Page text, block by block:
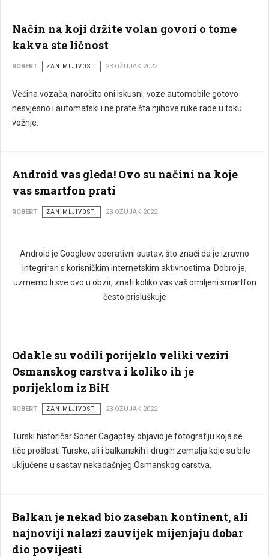
Način na koji držite volan govori o tome
kakva ste ličnost
ROBERT ZANIMLJIVOSTI 23 OŽUJAK 2022
Većina vozača, naročito oni iskusni, voze automobile gotovo
nesvjesno i automatski i ne prate šta njihove ruke rade u toku
vožnje.
Android vas gleda! Ovo su načini na koje
vas smartfon prati
ROBERT ZANIMLJIVOSTI 23 OŽUJAK 2022
Android je Googleov operativni sustav, što znači da je izravno
integriran s korisničkim internetskim aktivnostima. Dobro je,
uzmemo li sve ovo u obzir, znati koliko vas vaš omiljeni smartfon
često prisluškuje
Odakle su vodili porijeklo veliki veziri
Osmanskog carstva i koliko ih je
porijeklom iz BiH
ROBERT ZANIMLJIVOSTI 23 OŽUJAK 2022
Turski historičar Soner Cagaptay objavio je fotografiju koja se
tiče prošlosti Turske, ali i balkanskih i drugih zemalja koje su bile
uključene u sastav nekadašnjeg Osmanskog carstva.
Balkan je nekad bio zaseban kontinent, ali
najnoviji nalazi zauvijek mijenjaju dobar
dio povijesti